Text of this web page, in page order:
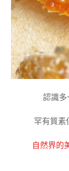
認識多
罕有質素
自然界的